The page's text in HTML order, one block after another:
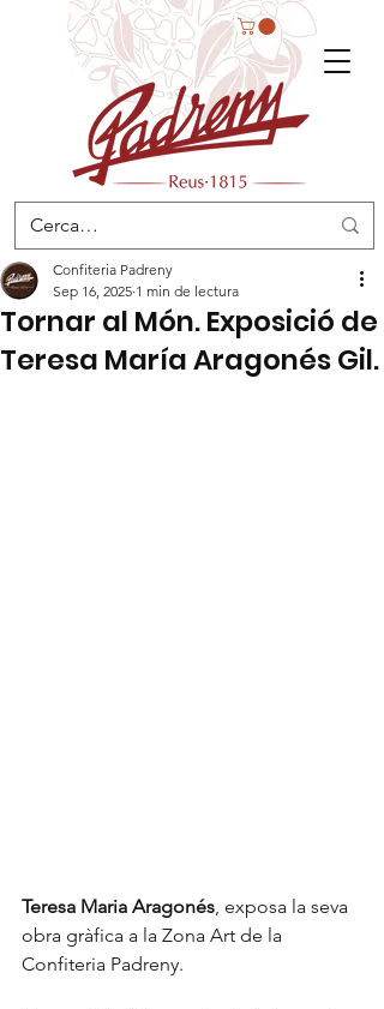
Tornar al Món. Exposició de
Teresa María Aragonés Gil.
Confiteria Padreny
Sep 16, 2025 1 min de lectura
Teresa Maria Aragonés, exposa la seva
obra gràfica a la Zona Art de la
Confiteria Padreny.